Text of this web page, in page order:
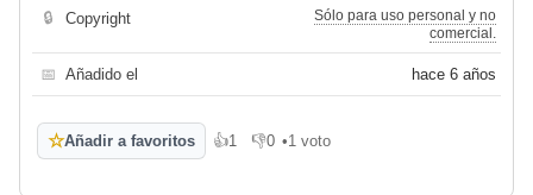
🔒 Copyright
Sólo para uso personal y no
comercial.
📅 Añadido el hace 6 años
☆Añadir a favoritos 👍1
Me gusta
👎0
No me gusta
•1 voto